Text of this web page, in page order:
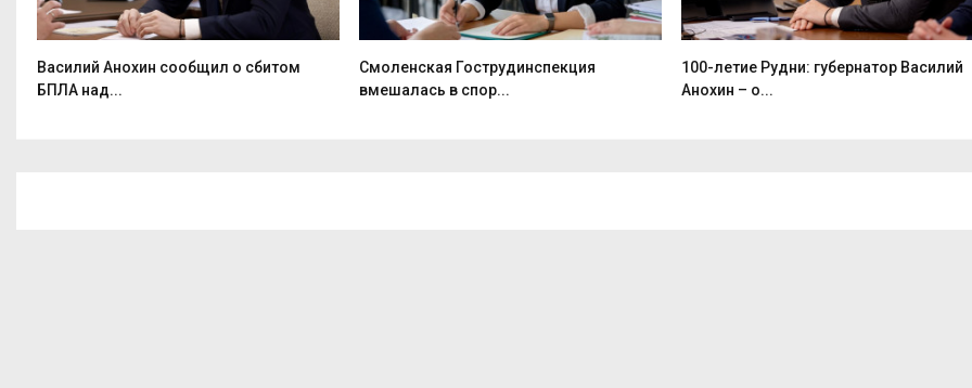
Василий Анохин сообщил о сбитом
БПЛА над...
Смоленская Гострудинспекция
вмешалась в спор...
100-летие Рудни: губернатор Василий
Анохин – о...